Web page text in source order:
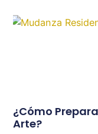
¿Cómo
Arte?